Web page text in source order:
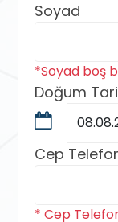
Soyad
*Soyad boş
Doğum
Cep
* Cep